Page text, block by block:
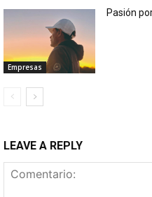
Empresas
Pasión
LEAVE A REPLY